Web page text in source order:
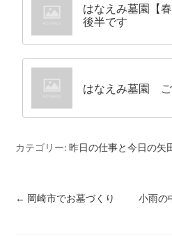
はなえみ墓園【
後半です
はなえみ墓園 ご
カテゴリー:昨日の仕事と今日の矢
← 岡崎市でお墓づくり 小雨の